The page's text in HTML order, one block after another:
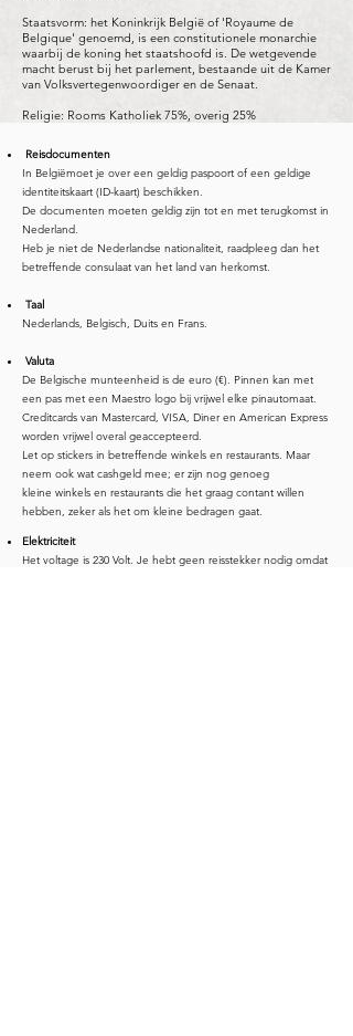
Staatsvorm: het Koninkrijk België of 'Royaume de
Belgique' genoemd, is een constitutionele monarchie
waarbij de koning het staatshoofd is. De wetgevende
macht berust bij het parlement, bestaande uit de Kamer
van Volksvertegenwoordiger en de Senaat.
Religie: Rooms Katholiek 75%, overig 25%
Reisdocumenten
In Belgiëmoet je over een geldig paspoort of een geldige
identiteitskaart (ID-kaart) beschikken.
De documenten moeten geldig zijn tot en met terugkomst in
Nederland.
Heb je niet de Nederlandse nationaliteit, raadpleeg dan het
betreffende consulaat van het land van herkomst.
Taal
Nederlands, Belgisch, Duits en Frans.
Valuta
De Belgische munteenheid is de euro (€). Pinnen kan met
een pas met een Maestro logo bij vrijwel elke pinautomaat.
Creditcards van Mastercard, VISA, Diner en American Express
worden vrijwel overal geaccepteerd.
Let op stickers in betreffende winkels en restaurants. Maar
neem ook wat cashgeld mee; er zijn nog genoeg
kleine winkels en restaurants die het graag contant willen
hebben, zeker als het om kleine bedragen gaat.
Elektriciteit
Het voltage is 230 Volt. Je hebt geen reisstekker nodig omdat